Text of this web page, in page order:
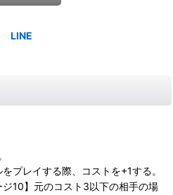
プレイする際、コストを+1する。
10】元のコスト3以下の相手の場